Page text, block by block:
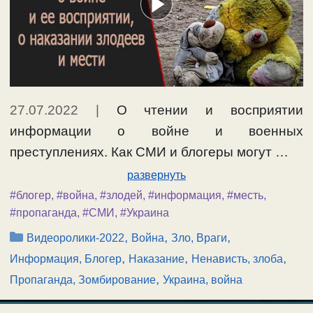
27.07.2022 | О чтении и восприятии
информации о войне и военных
преступлениях. Как СМИ и блогеры могут …
развернуть
#блогер, #война, #злодей, #информация, #месть,
#пропаганда, #СМИ , #Украина
Рубрики
Видеоролики-2022, Война,Зло, Враги,
Информация, Блогер, Наказание, Ненависть, злоба,
Пропаганда, Зомбирование, Украина, война